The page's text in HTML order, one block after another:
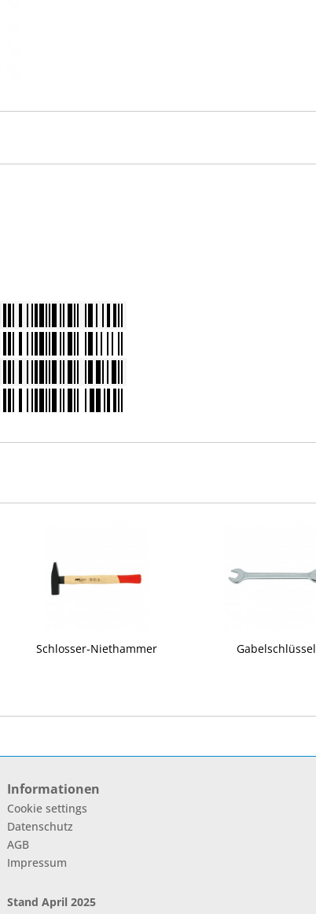
Schlosser-Niethammer Gabelschlüssel
Informationen
Cookie settings
Datenschutz
AGB
Impressum
Stand April 2025